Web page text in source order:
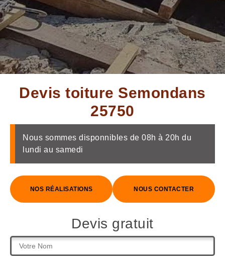
Devis toiture Semondans
25750
Nous sommes disponnibles de 08h à 20h du
lundi au samedi
NOS RÉALISATIONS NOUS CONTACTER
Devis gratuit